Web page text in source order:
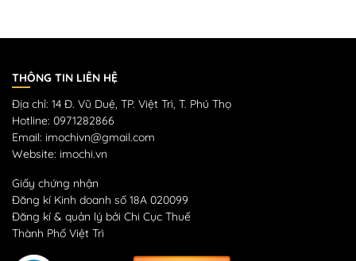
THÔNG TIN LIÊN HỆ
Địa chỉ: 14 Đ. Vũ Duệ, TP. Việt Trì, T. Phú Thọ
Hotline: 0971282866
Email: imochivn@gmail.com
Website: imochi.vn
Giấy chứng nhận
Đăng kí Kinh doanh số 18A 020099
Đăng kí & quản lý bởi Chi Cục Thuế
Thành Phố Việt Trì